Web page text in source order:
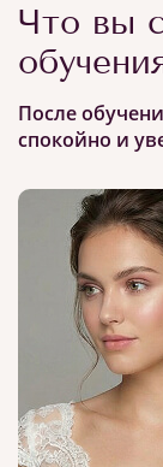
Что вы
После
спокойно и